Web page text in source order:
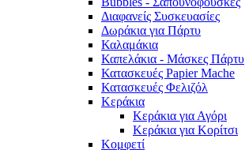
Διαφανείς Συσκευασίες
Δωράκια για Πάρτυ
Καλαμάκια
Καπελάκια - Μάσκες Πάρτυ
Κατασκευές Papier Mache
Κατασκευές Φελιζόλ
Κεράκια
Κεράκια για Αγόρι
Κεράκια για Κορίτσι
Κομφετί